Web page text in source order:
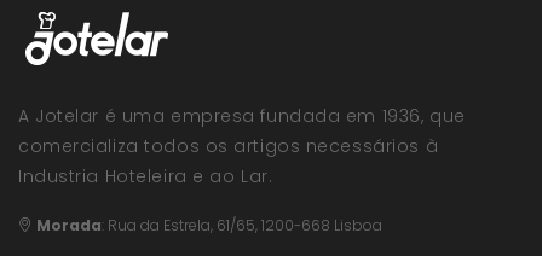
A Jotelar é uma empresa fundada em 1936, que
comercializa todos os artigos necessários à
Industria Hoteleira e ao Lar.
Morada: Rua da Estrela, 61/65, 1200-668 Lisboa